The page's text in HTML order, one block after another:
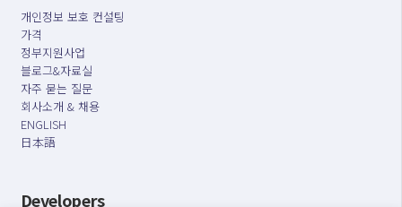
개인정보 보호 컨설팅
가격
정부지원사업
블로그&자료실
자주 묻는 질문
회사소개 & 채용
ENGLISH
日本語
Developers